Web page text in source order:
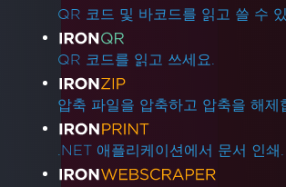
QR 코드 및 바코드를 읽고 쓸 수
QR 코드를 읽고 쓰세요.
압축 파일을 압축하고 압축을 해제
.NET 애플리케이션에서 문서 인쇄.